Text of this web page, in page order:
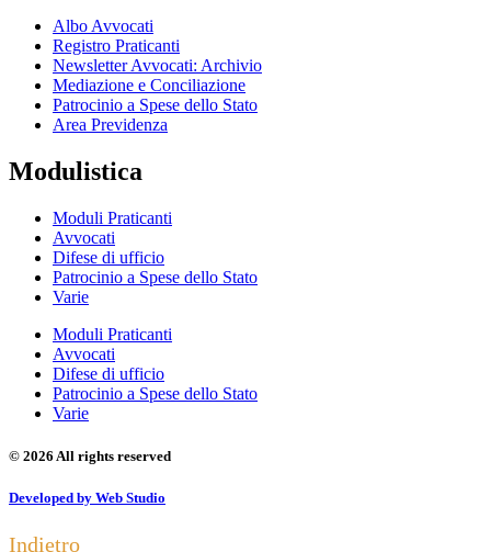
Albo Avvocati
Registro Praticanti
Newsletter Avvocati: Archivio
Mediazione e Conciliazione
Patrocinio a Spese dello Stato
Area Previdenza
Modulistica
Moduli Praticanti
Avvocati
Difese di ufficio
Patrocinio a Spese dello Stato
Varie
Moduli Praticanti
Avvocati
Difese di ufficio
Patrocinio a Spese dello Stato
Varie
© 2026 All rights reserved
Developed by Web Studio
Indietro